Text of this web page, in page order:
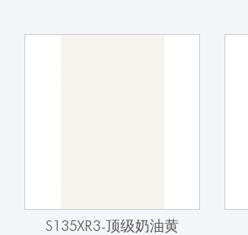
S135XR3-顶级奶油黄